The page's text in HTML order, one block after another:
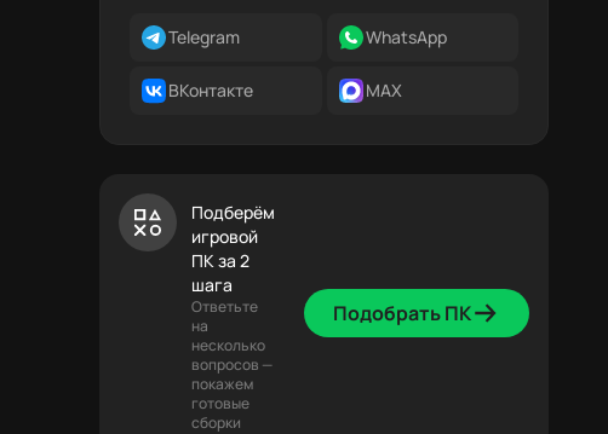
Telegram WhatsApp
ВКонтакте MAX
Подберём
игровой
ПК за 2
шага
Ответьте
на
несколько
вопросов —
покажем
готовые
сборки
Подобрать ПК